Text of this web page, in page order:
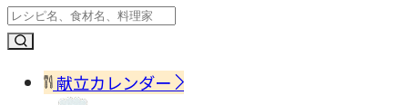
献立カレンダー